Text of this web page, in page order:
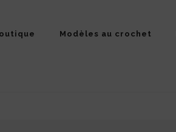
Modèles au crochet